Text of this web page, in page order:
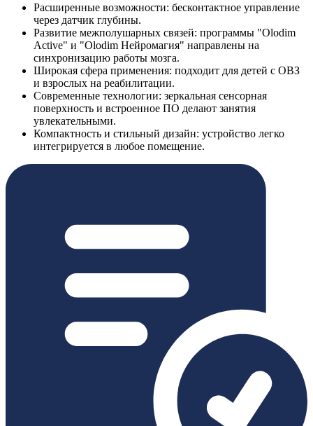
Расширенные возможности: бесконтактное управление
через датчик глубины.
Развитие межполушарных связей: программы "Olodim
Active" и "Olodim Нейромагия" направлены на
синхронизацию работы мозга.
Широкая сфера применения: подходит для детей с ОВЗ
и взрослых на реабилитации.
Современные технологии: зеркальная сенсорная
поверхность и встроенное ПО делают занятия
увлекательными.
Компактность и стильный дизайн: устройство легко
интегрируется в любое помещение.